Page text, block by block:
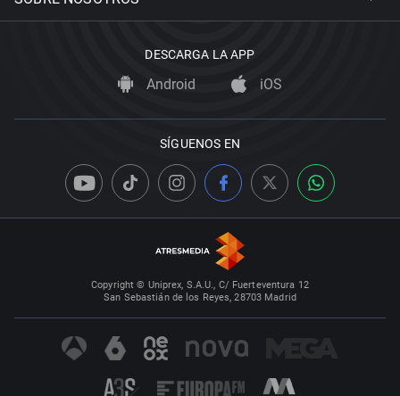
DESCARGA LA APP
Android iOS
SÍGUENOS EN
Copyright © Uniprex, S.A.U., C/ Fuerteventura 12
San Sebastián de los Reyes, 28703 Madrid